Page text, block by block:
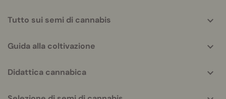
Tutto sui semi di cannabis
Guida alla coltivazione
Didattica cannabica